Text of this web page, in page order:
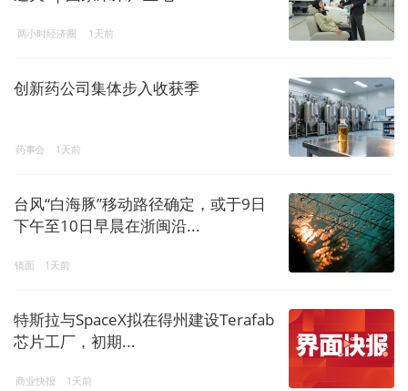
两小时经济圈 1天前
创新药公司集体步入收获季
药事会 1天前
台风“白海豚”移动路径确定，或于9日
下午至10日早晨在浙闽沿...
镜面 1天前
特斯拉与SpaceX拟在得州建设Terafab
芯片工厂，初期...
商业快报 1天前